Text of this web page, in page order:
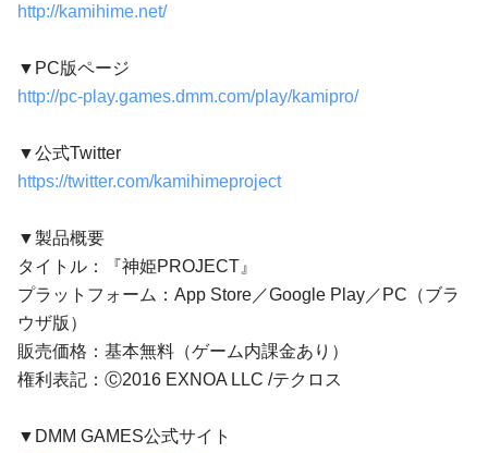
http://kamihime.net/
▼PC版ページ
http://pc-play.games.dmm.com/play/kamipro/
▼公式Twitter
https://twitter.com/kamihimeproject
▼製品概要
タイトル：『神姫PROJECT』
プラットフォーム：App Store／Google Play／PC（ブラ
ウザ版）
販売価格：基本無料（ゲーム内課金あり）
権利表記：Ⓒ2016 EXNOA LLC /テクロス
▼DMM GAMES公式サイト